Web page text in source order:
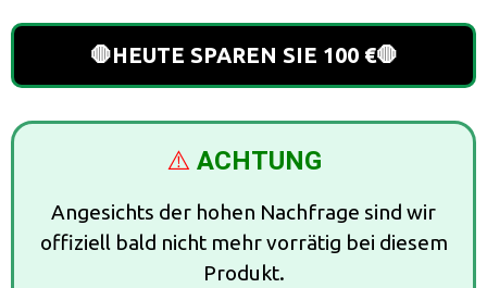
🛑HEUTE SPAREN SIE 100 €🛑
⚠️ ACHTUNG
Angesichts der hohen Nachfrage sind wir
offiziell bald nicht mehr vorrätig bei diesem
Produkt.